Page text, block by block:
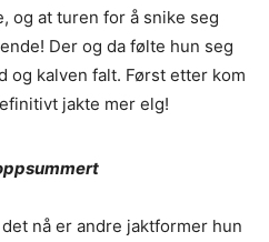
og at turen for å snike seg
Der og da følte hun seg
og kalven falt. Først etter kom
jakte mer elg!
nå er andre jaktformer hun